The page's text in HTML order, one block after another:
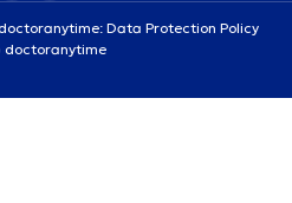
Data Protection Policy